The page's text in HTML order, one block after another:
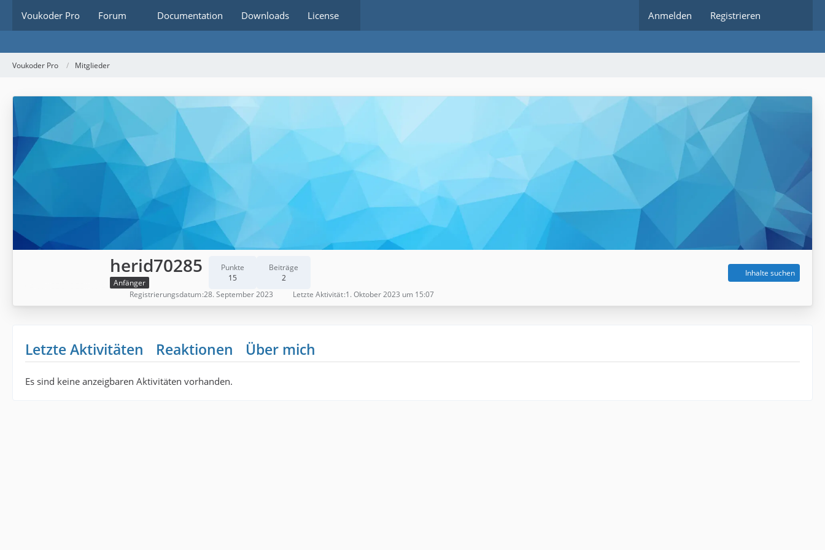
Voukoder Pro Forum Documentation Downloads License Anmelden Registrieren
Voukoder Pro Mitglieder
herid70285
Anfänger
Punkte
15
Beiträge
2
Inhalte suchen
Registrierungsdatum 28. September 2023 Letzte Aktivität 1. Oktober 2023 um 15:07
Letzte Aktivitäten Reaktionen Über mich
Es sind keine anzeigbaren Aktivitäten vorhanden.